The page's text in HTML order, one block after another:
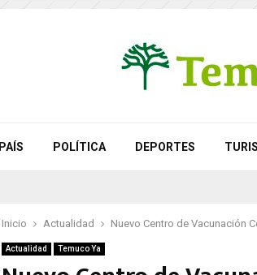
PAÍS POLÍTICA DEPORTES
Inicio Actualidad Nuevo Centro de Vacunación
Actualidad Temuco Ya